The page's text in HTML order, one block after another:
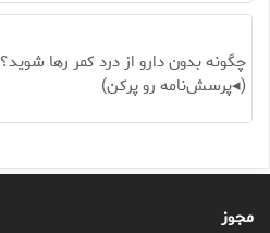
چگونه بدون دارو از درد کمر رها شوید؟
(◂پرسش‌نامه رو پرکن)
مجوز